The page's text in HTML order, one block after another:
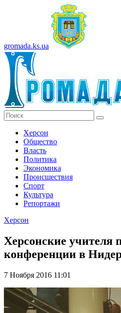
gromada.ks.ua
Херсон
Общество
Власть
Политика
Экономика
Происшествия
Спорт
Культура
Репортажи
Херсон
Херсонские учителя
конференции в
7 Ноября 2016 11:01